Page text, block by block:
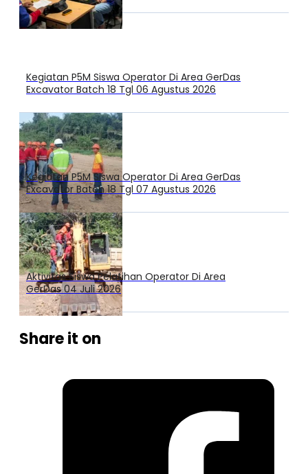
Kegiatan P5M Siswa Operator Di Area GerDas
Excavator Batch 18 Tgl 06 Agustus 2026
Kegiatan P5M Siswa Operator Di Area GerDas
Excavator Batch 18 Tgl 07 Agustus 2026
Aktivitas Siswa Pelatihan Operator Di Area
GerDas 04 Juli 2026
Share it on